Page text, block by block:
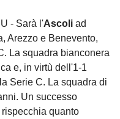
- Sarà l'Ascoli ad
Arezzo e Benevento,
La squadra bianconera
e, in virtù dell'1-1
Serie C. La squadra di
Un successo
quanto